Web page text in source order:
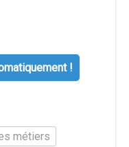
!
métiers